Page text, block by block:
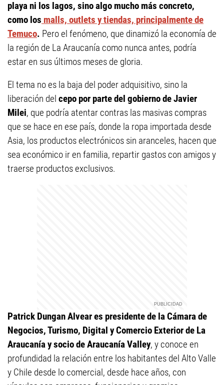
playa ni los lagos, sino algo mucho más concreto,
como los malls, outlets y tiendas, principalmente de
Temuco. Pero el fenómeno, que dinamizó la economía de
la región de La Araucanía como nunca antes, podría
estar en sus últimos meses de gloria.
El tema no es la baja del poder adquisitivo, sino la
liberación del cepo por parte del gobierno de Javier
Milei, que podría atentar contras las masivas compras
que se hace en ese país, donde la ropa importada desde
Asia, los productos electrónicos sin aranceles, hacen que
sea económico ir en familia, repartir gastos con amigos y
traerse productos exclusivos.
Patrick Dungan Alvear es presidente de la Cámara de
Negocios, Turismo, Digital y Comercio Exterior de La
Araucanía y socio de Araucanía Valley, y conoce en
profundidad la relación entre los habitantes del Alto Valle
y Chile desde lo comercial, desde hace años, con